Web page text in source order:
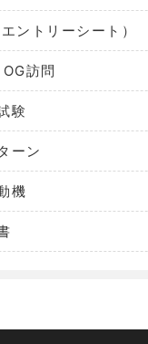
ントリーシート）
訪問
験
ーン
機